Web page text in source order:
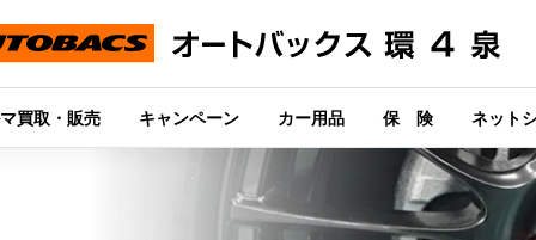
買取・販売 キャンペーン カー用品 保 険 ネット